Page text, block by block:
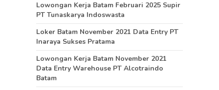
Lowongan Kerja Batam Februari 2025 Supir
PT Tunaskarya Indoswasta
Loker Batam November 2021 Data Entry PT
Inaraya Sukses Pratama
Lowongan Kerja Batam November 2021
Data Entry Warehouse PT Alcotraindo
Batam